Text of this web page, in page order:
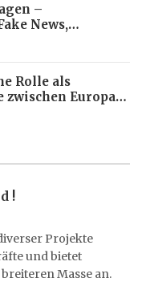
–
News,
dpa-Akademie
Rolle als
Europa
!
Projekte
und bietet
Masse an.